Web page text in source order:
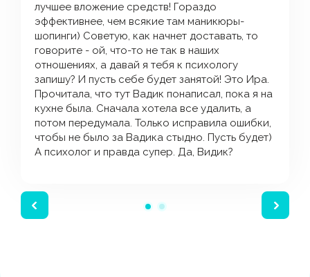
лучшее вложение средств! Гораздо
эффективнее, чем всякие там маникюры-
шопинги) Советую, как начнет доставать, то
говорите - ой, что-то не так в наших
отношениях, а давай я тебя к психологу
запишу? И пусть себе будет занятой! Это Ира.
Прочитала, что тут Вадик понаписал, пока я на
кухне была. Сначала хотела все удалить, а
потом передумала. Только исправила ошибки,
чтобы не было за Вадика стыдно. Пусть будет)
А психолог и правда супер. Да, Видик?